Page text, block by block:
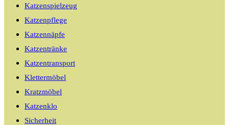
Katzenspielzeug
Katzenpflege
Katzennäpfe
Katzentränke
Katzentransport
Klettermöbel
Kratzmöbel
Katzenklo
Sicherheit